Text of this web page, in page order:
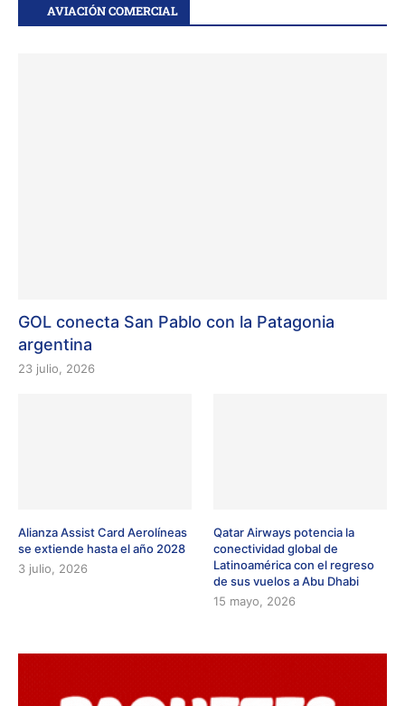
AVIACIÓN COMERCIAL
GOL conecta San Pablo con la Patagonia
argentina
23 julio, 2026
Alianza Assist Card Aerolíneas
se extiende hasta el año 2028
3 julio, 2026
Qatar Airways potencia la
conectividad global de
Latinoamérica con el regreso
de sus vuelos a Abu Dhabi
15 mayo, 2026